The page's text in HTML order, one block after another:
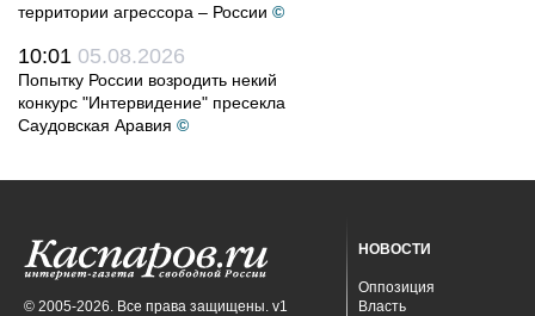
территории агрессора – России ©
10:01 05.08.2026
Попытку России возродить некий
конкурс "Интервидение" пресекла
Саудовская Аравия ©
© 2005-2026. Все права защищены. v1
НОВОСТИ
Оппозиция
Власть